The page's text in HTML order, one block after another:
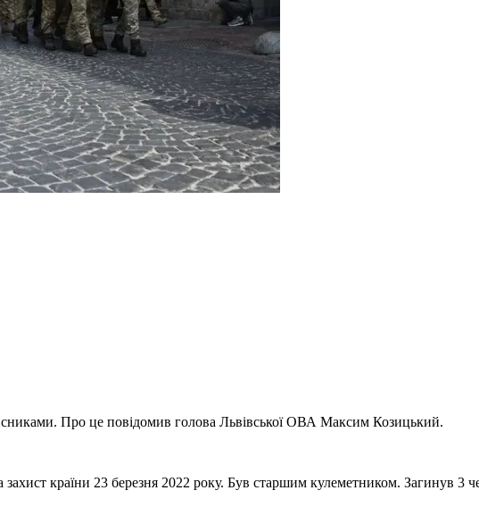
Про це повідомив голова Львівської ОВА Максим Козицький.
країни 23 березня 2022 року. Був старшим кулеметником. Загинув 3